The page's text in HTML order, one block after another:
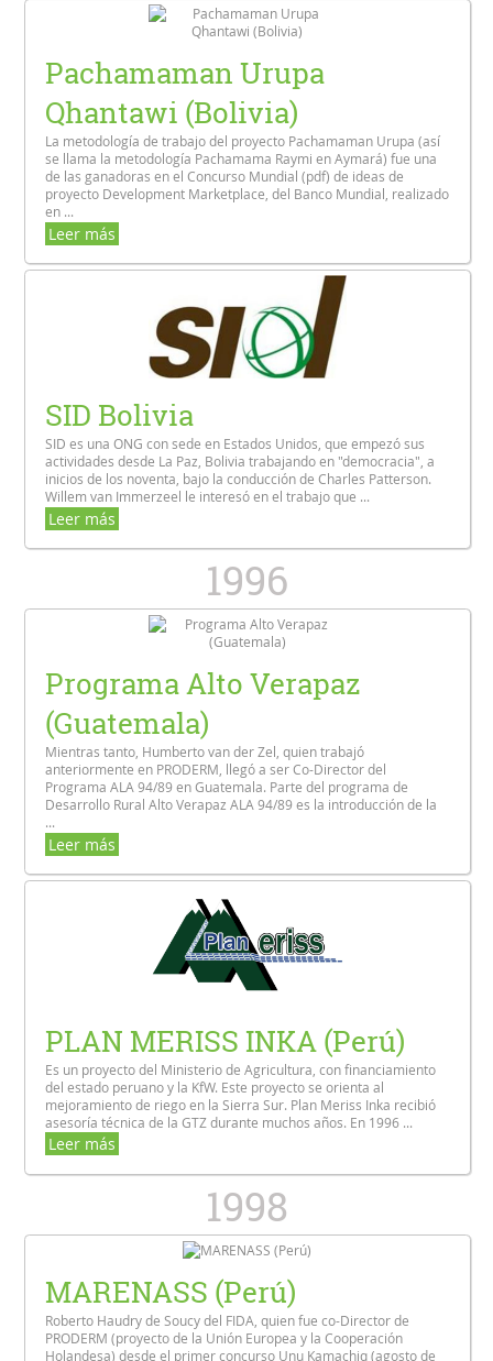
Pachamaman Urupa
Qhantawi (Bolivia)
La metodología de trabajo del proyecto Pachamaman Urupa (así
se llama la metodología Pachamama Raymi en Aymará) fue una
de las ganadoras en el Concurso Mundial (pdf) de ideas de
proyecto Development Marketplace, del Banco Mundial, realizado
en ...
Leer más
SID Bolivia
SID es una ONG con sede en Estados Unidos, que empezó sus
actividades desde La Paz, Bolivia trabajando en "democracia", a
inicios de los noventa, bajo la conducción de Charles Patterson.
Willem van Immerzeel le interesó en el trabajo que ...
Leer más
1996
Programa Alto Verapaz
(Guatemala)
Mientras tanto, Humberto van der Zel, quien trabajó
anteriormente en PRODERM, llegó a ser Co-Director del
Programa ALA 94/89 en Guatemala. Parte del programa de
Desarrollo Rural Alto Verapaz ALA 94/89 es la introducción de la
...
Leer más
PLAN MERISS INKA (Perú)
Es un proyecto del Ministerio de Agricultura, con financiamiento
del estado peruano y la KfW. Este proyecto se orienta al
mejoramiento de riego en la Sierra Sur. Plan Meriss Inka recibió
asesoría técnica de la GTZ durante muchos años. En 1996 ...
Leer más
1998
MARENASS (Perú)
Roberto Haudry de Soucy del FIDA, quien fue co-Director de
PRODERM (proyecto de la Unión Europea y la Cooperación
Holandesa) desde el primer concurso Unu Kamachiq (agosto de